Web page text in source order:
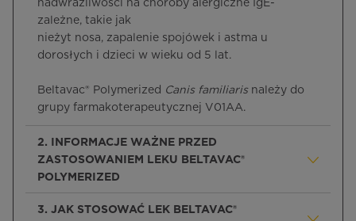
nadwrażliwości na choroby alergiczne IgE-
zależne, takie jak
nieżyt nosa, zapalenie spojówek i astma u
dorosłych i dzieci w wieku od 5 lat.
Beltavac® Polymerized Canis familiaris należy do
grupy farmakoterapeutycznej V01AA.
2. INFORMACJE WAŻNE PRZED
ZASTOSOWANIEM LEKU BELTAVAC®
POLYMERIZED
3. JAK STOSOWAĆ LEK BELTAVAC®